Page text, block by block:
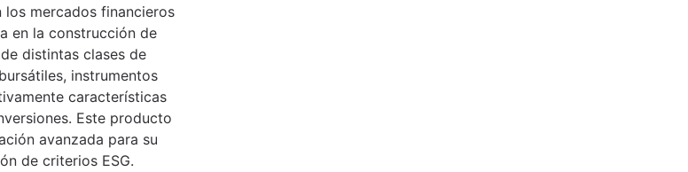
mercados financieros
en la construcción de
distintas clases de
instrumentos
características
Este producto
avanzada para su
de criterios ESG.